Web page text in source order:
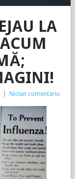
LA
Niciun comentariu